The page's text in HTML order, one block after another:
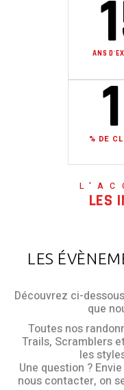
ANS
% DE
LES
LES
Découvrez ci-
que
Toutes nos
Trails, Scramblers
les
Une question ?
nous contacter, on